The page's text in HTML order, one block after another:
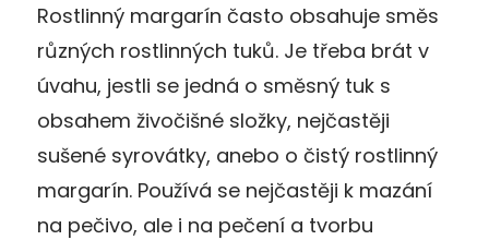
Rostlinný margarín často obsahuje směs
různých rostlinných tuků. Je třeba brát v
úvahu, jestli se jedná o směsný tuk s
obsahem živočišné složky, nejčastěji
sušené syrovátky, anebo o čistý rostlinný
margarín. Používá se nejčastěji k mazání
na pečivo, ale i na pečení a tvorbu